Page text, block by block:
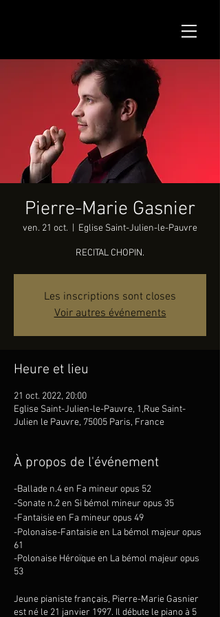
Pierre-Marie Gasnier
ven. 21 oct. Eglise Saint-Julien-le-Pauvre
RECITAL CHOPIN.
Les inscriptions sont closes
Voir autres événements
Heure et lieu
21 oct. 2022, 20:00
Eglise Saint-Julien-le-Pauvre, 1,Rue Saint-
Julien le Pauvre, 75005 Paris, France
À propos de l'événement
-Ballade n.4 en Fa mineur opus 52
-Sonate n.2 en Si bémol mineur opus 35
-Fantaisie en Fa mineur opus 49
-Polonaise-Fantaisie en La bémol majeur opus
61
-Polonaise Héroïque en La bémol majeur opus
53
Jeune pianiste français, Pierre-Marie Gasnier
est né le 21 janvier 1997. Il débute le piano à 5